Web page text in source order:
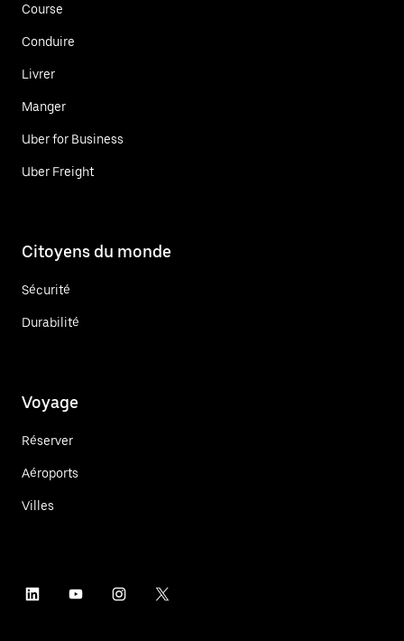
Course
Conduire
Livrer
Manger
Uber for Business
Uber Freight
Citoyens du monde
Sécurité
Durabilité
Voyage
Réserver
Aéroports
Villes